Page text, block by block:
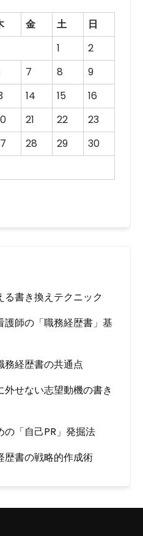
金 土
日
1
2
7 8
9
14 15
16
21 22
23
28 29
30
る書き換えテクニック
師の「職務経歴書」基
務経歴書の共通点
せない志望動機の書き
の「自己PR」発掘法
歴書の戦略的作成術